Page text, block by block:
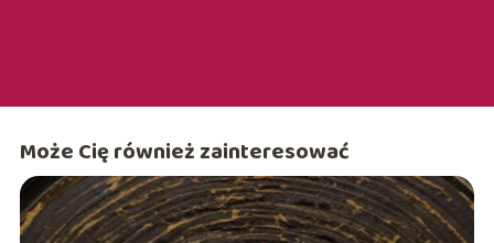
Może Cię również zainteresować